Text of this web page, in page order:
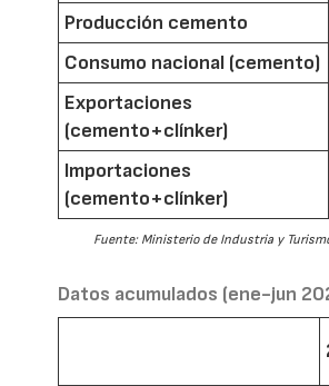
Producción cemento
Consumo nacional (cemento)
Exportaciones
(cemento+clínker)
Importaciones
(cemento+clínker)
Fuente: Ministerio de Industria y
Datos acumulados (ene-jun